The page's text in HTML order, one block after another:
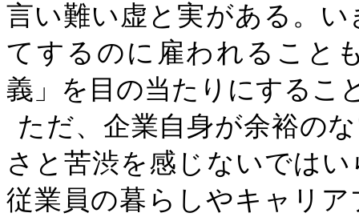
言い難い虚と実がある。
てするのに雇われること
義」を目の当たりにするこ
ただ、企業自身が余裕の
さと苦渋を感じないでは
従業員の暮らしやキャリ